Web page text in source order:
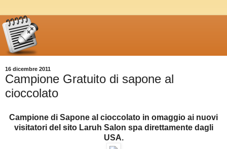
16 dicembre 2011
Campione Gratuito di sapone al
cioccolato
Campione di Sapone al cioccolato in omaggio ai nuovi
visitatori del sito Laruh Salon spa direttamente dagli
USA.